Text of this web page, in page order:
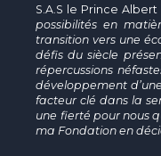
S.A.S le Prince
possibilités en
transition vers une
défis du siècle
répercussions
développement
facteur clé dans la
une fierté pour nous
ma Fondation en